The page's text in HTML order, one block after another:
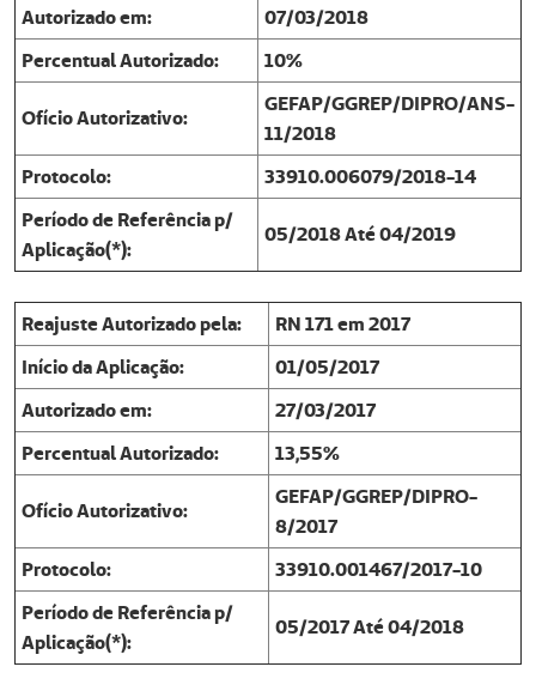
Autorizado em:
07/03/2018
Percentual Autorizado:
10%
Ofício Autorizativo:
GEFAP/GGREP/DIPRO/ANS-
11/2018
Protocolo:
33910.006079/2018-14
Período de Referência p/
Aplicação(*):
05/2018 Até 04/2019
Reajuste Autorizado pela:
RN 171 em 2017
Início da Aplicação:
01/05/2017
Autorizado em:
27/03/2017
Percentual Autorizado:
13,55%
Ofício Autorizativo:
GEFAP/GGREP/DIPRO-
8/2017
Protocolo:
33910.001467/2017-10
Período de Referência p/
Aplicação(*):
05/2017 Até 04/2018